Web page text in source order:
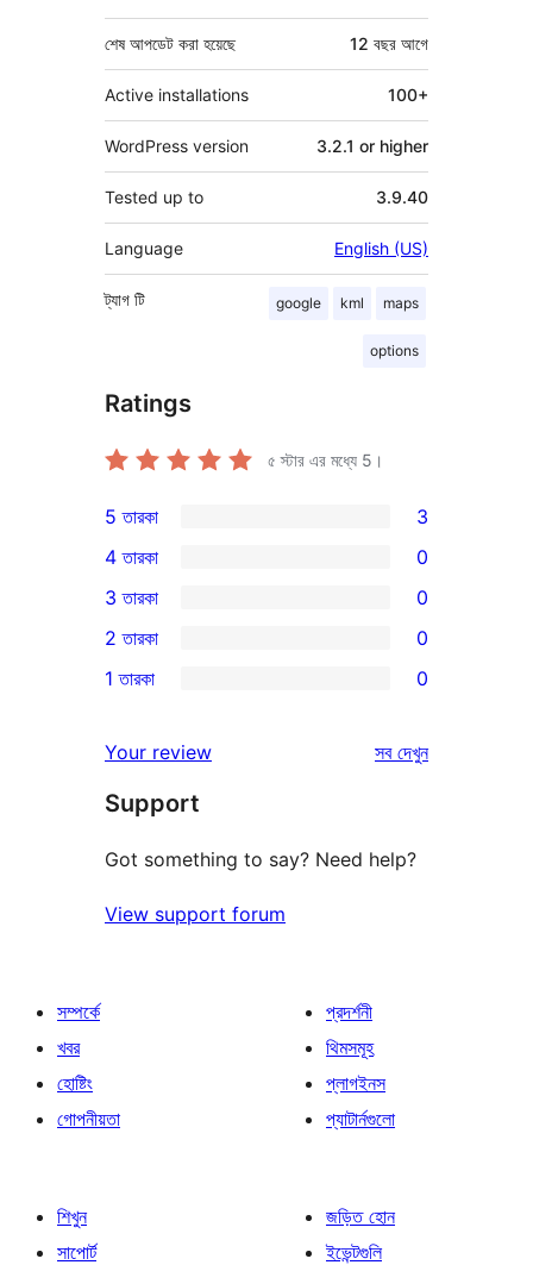
শেষ আপডেট করা হয়েছে 12 বছর আগে
Active installations 100+
WordPress version 3.2.1 or higher
Tested up to 3.9.40
Language English (US)
ট্যাগ google kml maps
options
টি
Ratings
৫ স্টার এর মধ্যে 5 ।
3টি
5-
স্টার
রিভিউ
5 তারকা 3
4-
স্টার
রিভিউ
4 তারকা 0
0টি
3-
স্টার
3 তারকা 0
2-
রিভিউ
2 তারকা 0
স্টার
রিভিউ
1 তারকা 0
Your review সবরিভিউ
দেখুন
Support
Got something to say? Need help?
View support forum
সম্পর্কে
খবর
হোষ্টিং
গোপনীয়তা
প্রদর্শনী
থিমসমূহ
প্লাগইনস
প্যাটার্নগুলো
শিখুন
সাপোর্ট
জড়িত হোন
ইভেন্টগুলি